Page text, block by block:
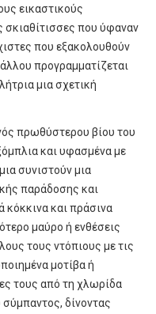
εικαστικούς
σκιαθίτισσες που ύφαναν
που εξακολουθούν
προγραμματίζεται
μια σχετική
πρωθύστερου βίου του
και υφασμένα με
συνιστούν μια
παράδοσης και
κόκκινα και πράσινα
μαύρο ή ενθέσεις
τους ντόπιους με τις
μοτίβα ή
τους από τη χλωρίδα
σύμπαντος, δίνοντας